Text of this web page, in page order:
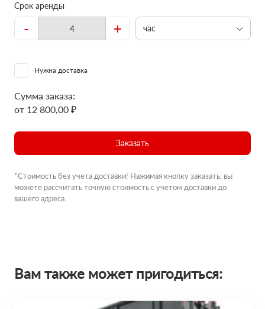
Срок аренды
- + час
Нужна доставка
Сумма заказа:
от 12 800,00 ₽
Заказать
*Стоимость без учета доставки! Нажимая кнопку заказать, вы
можете рассчитать точную стоимость с учетом доставки до
вашего адреса.
Вам также может пригодиться: